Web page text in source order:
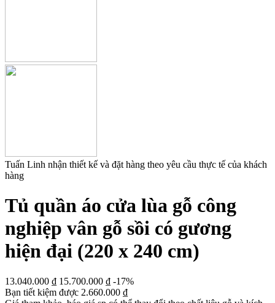
Tuấn Linh nhận thiết kế và đặt hàng theo yêu cầu thực tế của khách
hàng
Tủ quần áo cửa lùa gỗ công
nghiệp vân gỗ sồi có gương
hiện đại (220 x 240 cm)
13.040.000 ₫ 15.700.000 ₫ -17%
Bạn tiết kiệm được 2.660.000 ₫